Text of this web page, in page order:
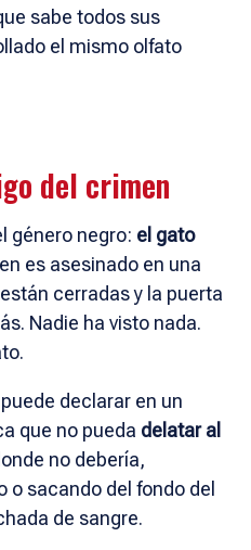
sabe todos sus
el mismo olfato
del crimen
género negro: el gato
es asesinado en una
cerradas y la puerta
Nadie ha visto nada.
declarar en un
que no pueda delatar al
no debería,
o sacando del fondo del
de sangre.